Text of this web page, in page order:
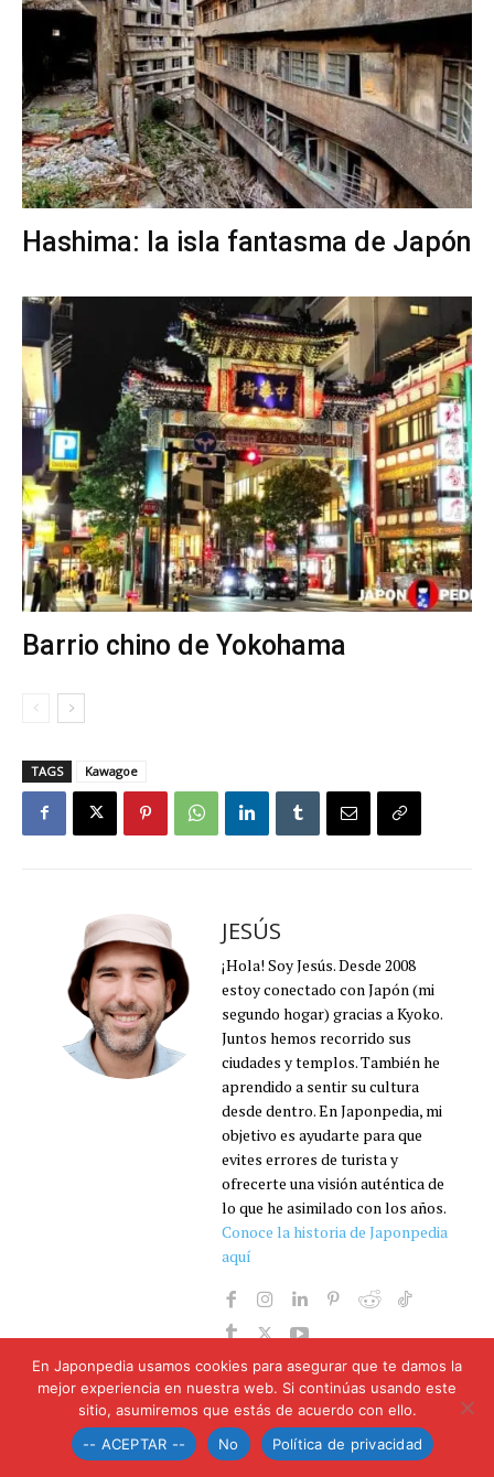
Hashima: la isla fantasma de Japón
Barrio chino de Yokohama
TAGS Kawagoe
JESÚS
¡Hola! Soy Jesús. Desde 2008
estoy conectado con Japón (mi
segundo hogar) gracias a Kyoko.
Juntos hemos recorrido sus
ciudades y templos. También he
aprendido a sentir su cultura
desde dentro. En Japonpedia, mi
objetivo es ayudarte para que
evites errores de turista y
ofrecerte una visión auténtica de
lo que he asimilado con los años.
Conoce la historia de Japonpedia
aquí
DEJA UNA RESPUESTA
En Japonpedia usamos cookies para asegurar que te damos la
mejor experiencia en nuestra web. Si continúas usando este
sitio, asumiremos que estás de acuerdo con ello.
-- ACEPTAR --
No Política de privacidad